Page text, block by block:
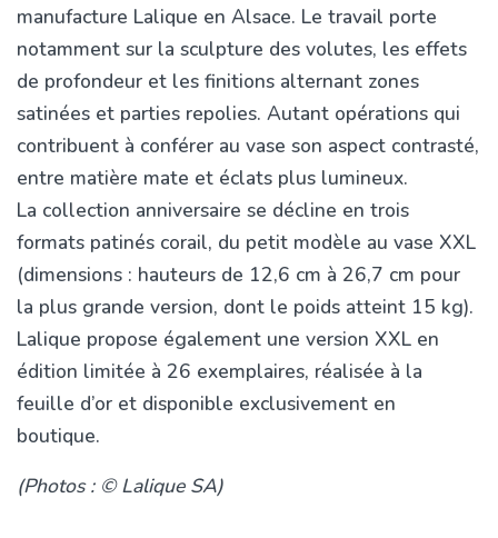
manufacture Lalique en Alsace. Le travail porte
notamment sur la sculpture des volutes, les effets
de profondeur et les finitions alternant zones
satinées et parties repolies. Autant opérations qui
contribuent à conférer au vase son aspect contrasté,
entre matière mate et éclats plus lumineux.
La collection anniversaire se décline en trois
formats patinés corail, du petit modèle au vase XXL
(dimensions : hauteurs de 12,6 cm à 26,7 cm pour
la plus grande version, dont le poids atteint 15 kg).
Lalique propose également une version XXL en
édition limitée à 26 exemplaires, réalisée à la
feuille d’or et disponible exclusivement en
boutique.
(Photos : © Lalique SA)